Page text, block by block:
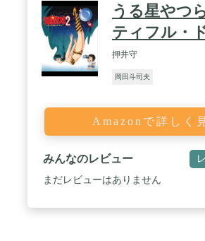
うる星やつ
ティフル・
押井守
岡田斗司夫
Amazonで詳しく
みんなのレビュー
まだレビューはありません